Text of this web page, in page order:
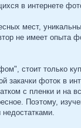
в интернете
мест,
не имеет опыта
стоит только
закачки фоток в
с пленки и
Поэтому,